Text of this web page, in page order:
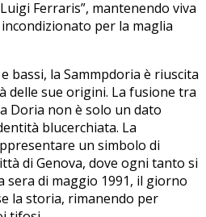
⁤Ferraris”, mantenendo viva
per la maglia
bassi, la Sammpdoria è riuscita
delle sue origini. La fusione tra
Doria non è solo un dato
⁢blucerchiata. La
un simbolo di
di Genova, dove ogni ⁢tanto‍ si
sera di maggio⁤ 1991, il giorno
la storia, rimanendo per